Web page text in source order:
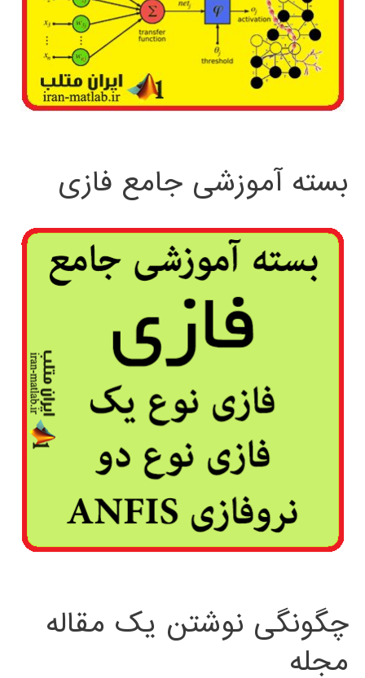
بسته آموزشی جامع فازی
چگونگی نوشتن یک مقاله
مجله